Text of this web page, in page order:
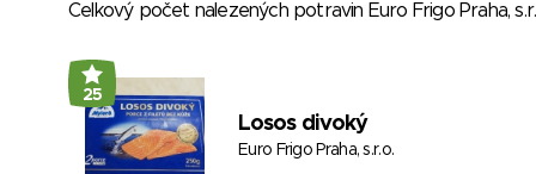
Celkový počet nalezených potravin Euro Frigo Praha,
25
Losos divoký
Euro Frigo Praha, s.r.o.